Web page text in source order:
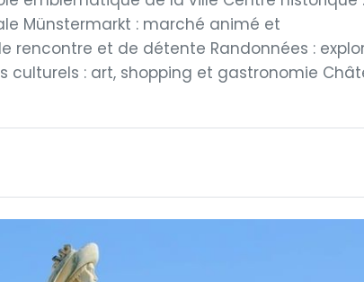
Münstermarkt : marché animé et
rencontre et de détente Randonnées :
culturels : art, shopping et gastronomie